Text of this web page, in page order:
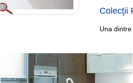
Colecţii
Una